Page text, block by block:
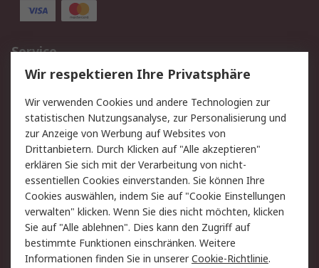
Service
Value Added Services
Lieferlösungen
Rücksendungen
Kontakt
Hilfe
Rechtliches
AGB
Datenschutz
Cookie-Richtlinie
Zahlungsbedingungen
Copyright/Impressum
Über RS
Wir respektieren Ihre Privatsphäre
Wir verwenden Cookies und andere Technologien zur
statistischen Nutzungsanalyse, zur Personalisierung und
zur Anzeige von Werbung auf Websites von
Drittanbietern. Durch Klicken auf "Alle akzeptieren"
erklären Sie sich mit der Verarbeitung von nicht-
essentiellen Cookies einverstanden. Sie können Ihre
Cookies auswählen, indem Sie auf "Cookie Einstellungen
verwalten" klicken. Wenn Sie dies nicht möchten, klicken
Sie auf "Alle ablehnen". Dies kann den Zugriff auf
bestimmte Funktionen einschränken. Weitere
Informationen finden Sie in unsererCookie-Richtlinie.